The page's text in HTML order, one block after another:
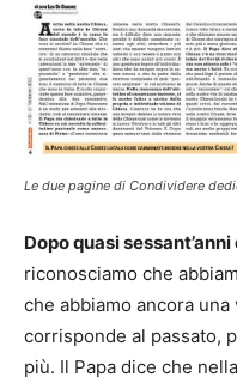
Le due pagine di Condividere
Dopo quasi
riconosciamo che
che abbiamo ancora
corrisponde al passato,
più. Il Papa dice che